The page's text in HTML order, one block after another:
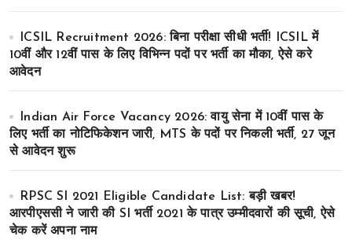
ICSIL Recruitment 2026: बिना परीक्षा सीधी भर्ती! ICSIL में
10वीं और 12वीं पास के लिए विभिन्न पदों पर भर्ती का मौका, ऐसे करे
आवेदन
Indian Air Force Vacancy 2026: वायु सेना में 10वीं पास के
लिए भर्ती का नोटिफिकेशन जारी, MTS के पदों पर निकली भर्ती, 27 जून
से आवेदन शुरू
RPSC SI 2021 Eligible Candidate List: बड़ी खबर!
आरपीएससी ने जारी की SI भर्ती 2021 के पात्र उम्मीदवारों की सूची, ऐसे
चेक करें अपना नाम